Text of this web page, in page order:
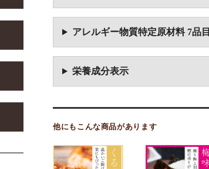
アレルギー物質特定原材料 7品目
栄養成分表示
他にもこんな商品があります